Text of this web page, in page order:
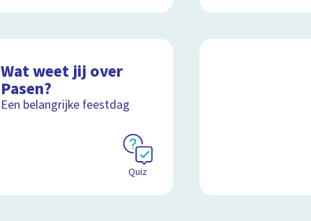
Wat weet jij over
Pasen?
Een belangrijke feestdag
Quiz